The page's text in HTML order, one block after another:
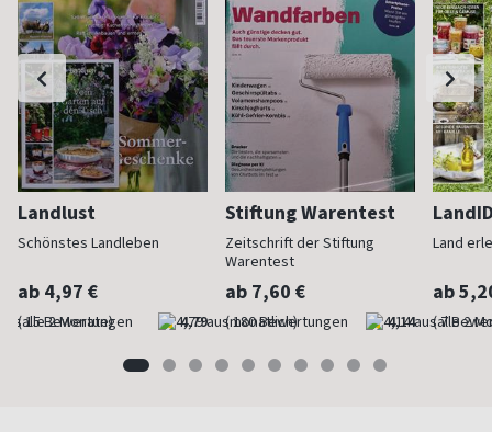
Landlust
Schönstes Landleben
ab 4,97 €
(alle 2 Monate) 4,79
Stiftung Warentest
Zeitschrift der Stiftung
Warentest
ab 7,60 €
(monatlich) 4,14
Land
ab
(alle 2